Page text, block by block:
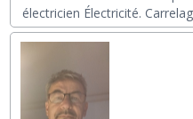
électricien Électricité.